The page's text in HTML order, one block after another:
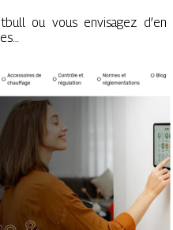
ou vous envisagez d’en